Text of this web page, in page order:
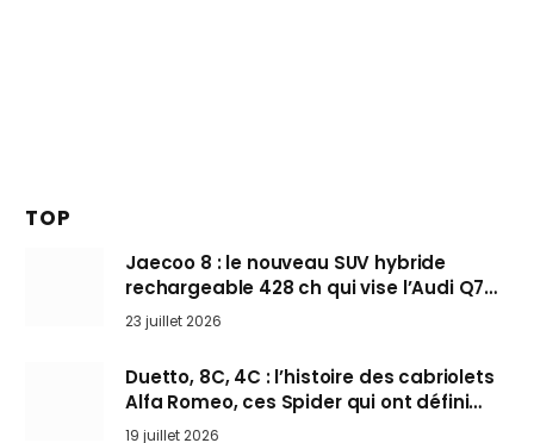
TOP
Jaecoo 8 : le nouveau SUV hybride
rechargeable 428 ch qui vise l’Audi Q7
arrive en Europe cet automne
23 juillet 2026
Duetto, 8C, 4C : l’histoire des cabriolets
Alfa Romeo, ces Spider qui ont défini
l’art de rouler cheveux au vent
19 juillet 2026